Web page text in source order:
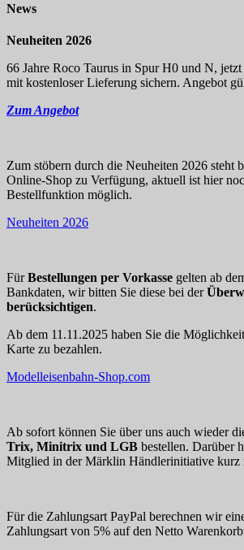
News
Neuheiten 2026
66 Jahre Roco Taurus in Spur H0 und N,
mit kostenloser Lieferung sichern. Angebot
Zum Angebot
Zum stöbern durch die Neuheiten 2026 steht
Online-Shop zu Verfügung, aktuell ist hier
Bestellfunktion möglich.
Neuheiten 2026
FürBestellungen per Vorkasse gelten ab
Bankdaten, wir bitten Sie diese bei der
berücksichtigen.
Ab dem 11.11.2025 haben Sie die
Karte zu bezahlen.
Modelleisenbahn-Shop.com
Ab sofort können Sie über uns auch wieder
Trix, Minitrix und LGB bestellen. Darüber
Mitglied in der Märklin Händlerinitiative kurz
Für die Zahlungsart PayPal berechnen wir
Zahlungsart von 5% auf den Netto